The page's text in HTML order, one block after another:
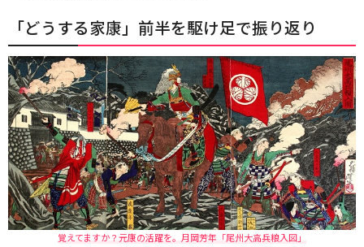
「どうする家康」前半を駆け足で振り返り
覚えてますか？元康の活躍を。月岡芳年「尾州大高兵粮入図」